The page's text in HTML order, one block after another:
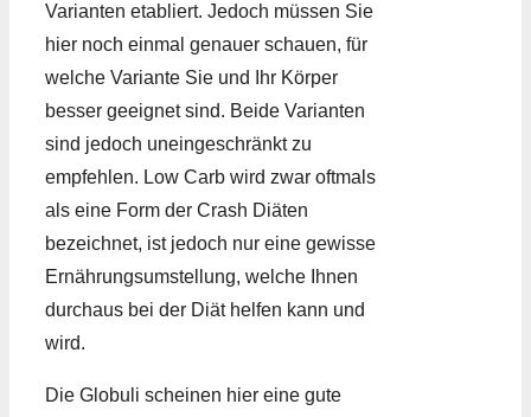
Varianten etabliert. Jedoch müssen Sie
hier noch einmal genauer schauen, für
welche Variante Sie und Ihr Körper
besser geeignet sind. Beide Varianten
sind jedoch uneingeschränkt zu
empfehlen. Low Carb wird zwar oftmals
als eine Form der Crash Diäten
bezeichnet, ist jedoch nur eine gewisse
Ernährungsumstellung, welche Ihnen
durchaus bei der Diät helfen kann und
wird.
Die Globuli scheinen hier eine gute